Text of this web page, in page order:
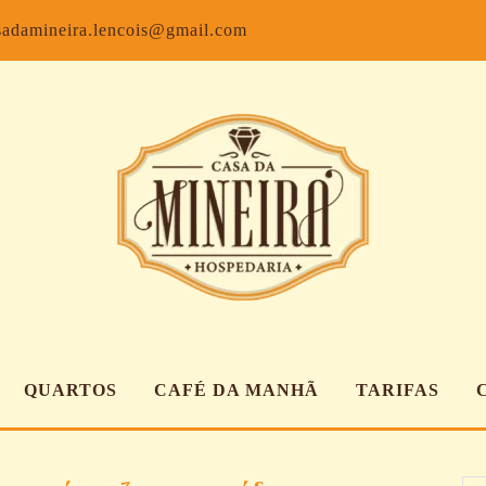
QUARTOS CAFÉ DA MANHÃ TARIFAS